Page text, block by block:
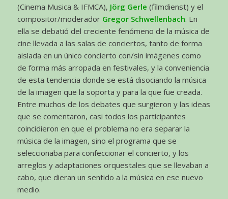
(Cinema Musica & IFMCA), Jörg Gerle (filmdienst) y el
compositor/moderador Gregor Schwellenbach. En
ella se debatió del creciente fenómeno de la música de
cine llevada a las salas de conciertos, tanto de forma
aislada en un único concierto con/sin imágenes como
de forma más arropada en festivales, y la conveniencia
de esta tendencia donde se está disociando la música
de la imagen que la soporta y para la que fue creada.
Entre muchos de los debates que surgieron y las ideas
que se comentaron, casi todos los participantes
coincidieron en que el problema no era separar la
música de la imagen, sino el programa que se
seleccionaba para confeccionar el concierto, y los
arreglos y adaptaciones orquestales que se llevaban a
cabo, que dieran un sentido a la música en ese nuevo
medio.